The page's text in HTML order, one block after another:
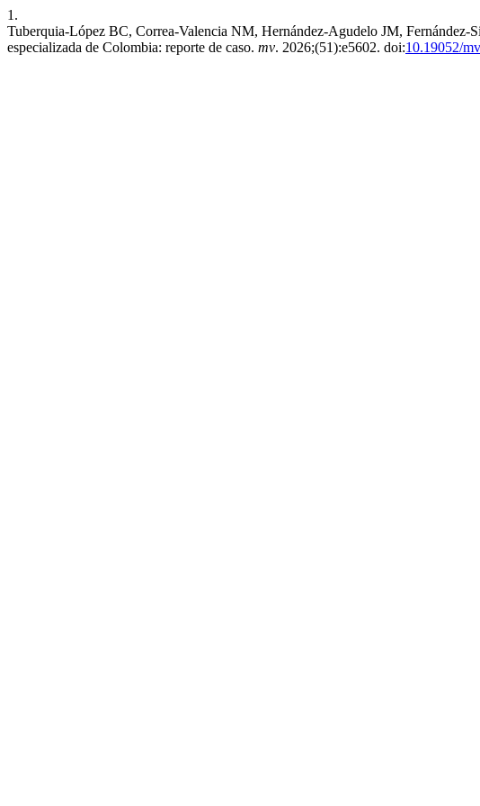
1.
Tuberquia-López BC, Correa-Valencia NM, Hernández-Agudelo JM, Fernández-
especializada de Colombia: reporte de caso. mv. 2026;(51):e5602. doi:10.19052/